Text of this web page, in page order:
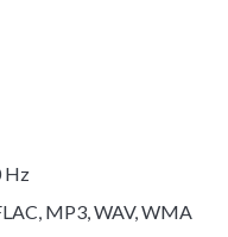
Hz
MP3, WAV, WMA